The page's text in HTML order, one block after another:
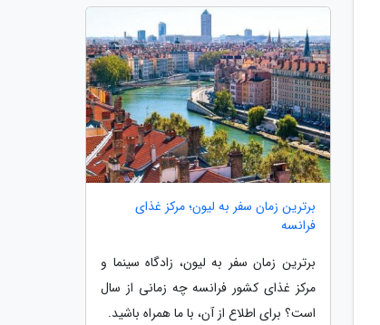
برترین زمان سفر به لیون؛ مرکز غذای
فرانسه
برترین زمان سفر به لیون، زادگاه سینما و
مرکز غذای کشور فرانسه چه زمانی از سال
است؟ برای اطلاع از آن، با ما همراه باشید.